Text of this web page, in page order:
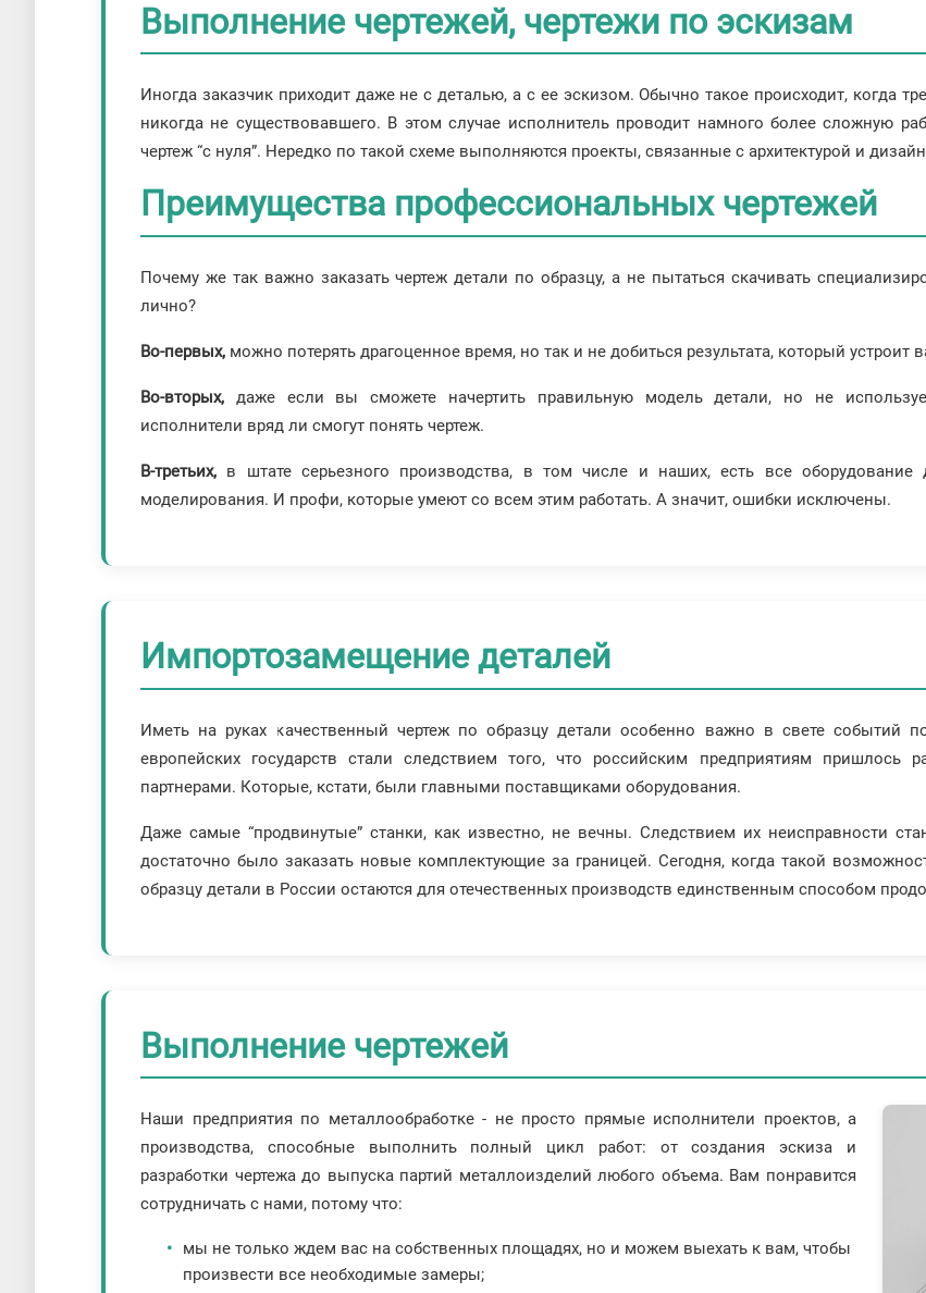
Выполнение чертежей, чертежи по эскизам
Иногда заказчик приходит даже не с деталью, а с ее эскизом. Обычно такое происходит, когда
никогда не существовавшего. В этом случае исполнитель проводит намного более сложную
чертеж “с нуля”. Нередко по такой схеме выполняются проекты, связанные с архитектурой и
Преимущества профессиональных чертежей
Почему же так важно заказать чертеж детали по образцу, а не пытаться скачивать
лично?
Во-первых, можно потерять драгоценное время, но так и не добиться результата, который устроит
Во-вторых, даже если вы сможете начертить правильную модель детали, но не
исполнители вряд ли смогут понять чертеж.
В-третьих, в штате серьезного производства, в том числе и наших, есть все
моделирования. И профи, которые умеют со всем этим работать. А значит, ошибки исключены.
Импортозамещение деталей
Иметь на руках качественный чертеж по образцу детали особенно важно в свете событий
европейских государств стали следствием того, что российским предприятиям пришлось
партнерами. Которые, кстати, были главными поставщиками оборудования.
Даже самые “продвинутые” станки, как известно, не вечны. Следствием их неисправности
достаточно было заказать новые комплектующие за границей. Сегодня, когда такой
образцу детали в России остаются для отечественных производств единственным способом
Выполнение чертежей
Наши предприятия по металлообработке - не просто прямые исполнители проектов, а
производства, способные выполнить полный цикл работ: от создания эскиза и
разработки чертежа до выпуска партий металлоизделий любого объема. Вам понравится
сотрудничать с нами, потому что:
мы не только ждем вас на собственных площадях, но и можем выехать к вам, чтобы
произвести все необходимые замеры;